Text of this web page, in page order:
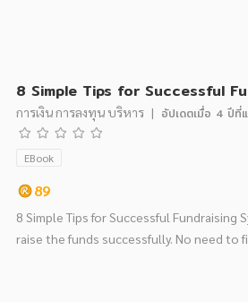
8 Simple Tips for Successful
การเงิน การลงทุน บริหาร | อัปเดตเมื่อ 4 ปีที่
EBook
89
8 Simple Tips for Successful
raise the funds successfully. No need to